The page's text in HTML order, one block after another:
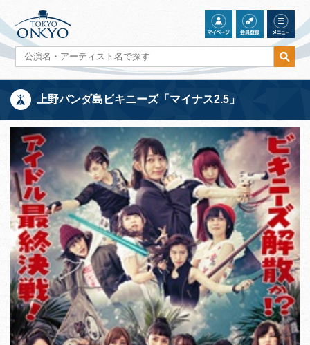
上野パンダ島ビキニーズ「マイナス2.5」